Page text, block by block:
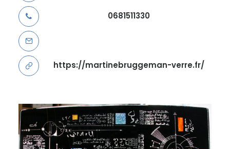
0681511330
https://martinebruggeman-verre.fr/